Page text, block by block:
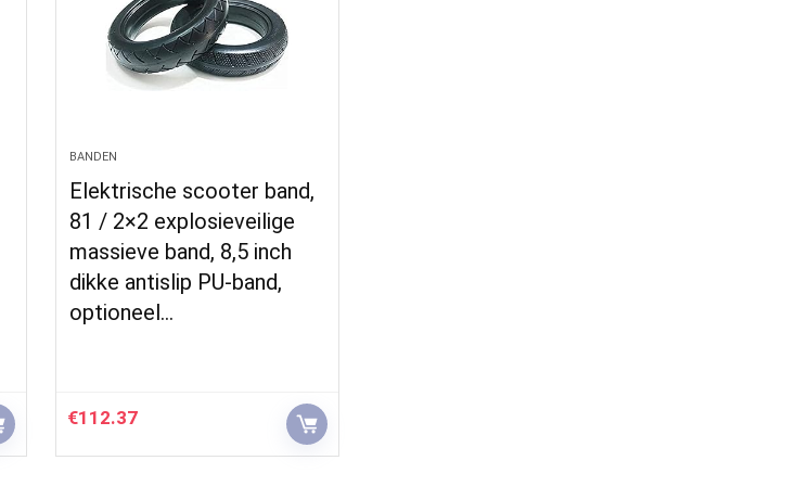
BANDEN
Elektrische scooter band,
81 / 2×2 explosieveilige
massieve band, 8,5 inch
dikke antislip PU-band,
optioneel…
€112.37